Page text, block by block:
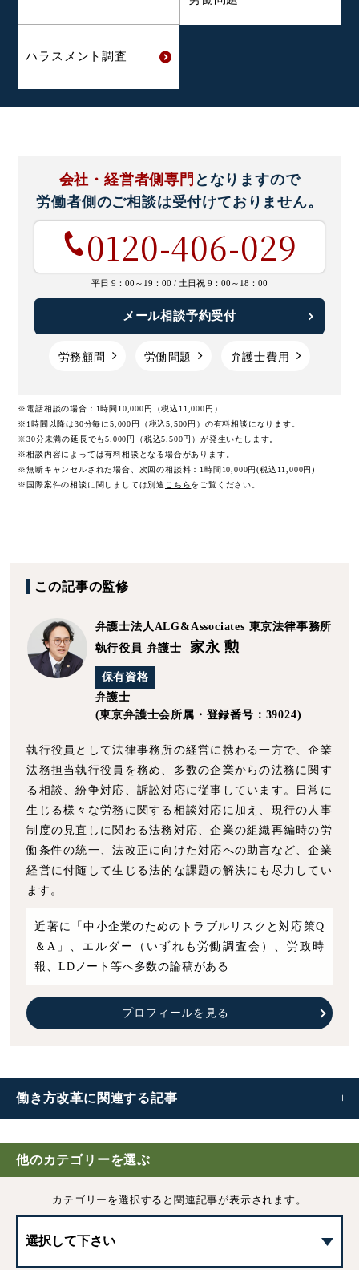
働き方改革に 関連する記事
働き方改革
3ヶ月」へ延長
36協定とは？時間外労働の上限規制や罰則、新様式の協定
他のカテゴリーを選ぶ
カテゴリーを選択すると 関連記事が表示されます。
ハラスメント調査
会社・経営者側専門 となりますので
労働者側のご相談は受付けておりません。
0120-406-029
平日 9：00～19：00 / 土日祝 9：00～18：00
メール相談予約受付
労務顧問 労働問題 弁護士費用
※電話相談の場合：1時間10,000円（税込11,000円）
※1時間以降は30分毎に5,000円（税込5,500円）の有料相談になります。
※30分未満の延長でも5,000円（税込5,500円）が発生いたします。
※相談内容によっては有料相談となる場合があります。
※無断キャンセルされた場合、次回の相談料：1時間10,000円(税込11,000円)
※国際案件の相談に関しましては別途 こちらをご覧ください。
この記事の監修
弁護士法人ALG&Associates 東京法律事務所
執行役員 弁護士
家永 勲
保有資格
弁護士
(東京弁護士会所属・登録番号：39024)
執行役員として法律事務所の経営に携わる一方で、企業
法務担当執行役員を務め、多数の企業からの法務に関す
る相談、紛争対応、訴訟対応に従事しています。日常に
生じる様々な労務に関する相談対応に加え、現行の人事
制度の見直しに関わる法務対応、企業の組織再編時の労
働条件の統一、法改正に向けた対応への助言など、企業
経営に付随して生じる法的な課題の解決にも尽力してい
ます。
近著に「中小企業のためのトラブルリスクと対応策Q
＆A」、エルダー（いずれも労働調査会）、労政時
報、LDノート等へ多数の論稿がある
プロフィールを見る